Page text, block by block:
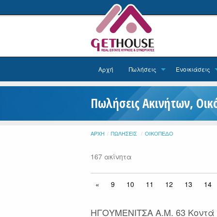
Αρχή Πωλήσεις Ενοικιάσεις
Πωλήσεις Ακινήτων,
ΑΡΧΉ ΠΩΛΉΣΕΙΣ ΟΙΚΌΠΕΔΟ
167 ακίνητα
« 9 10 11 12 13 14
ΗΓΟΥΜΕΝΙΤΣΑ Α.Μ. 63 Κοντά